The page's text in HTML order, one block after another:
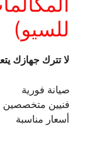
للسيو)
لا تترك جهازك
صيانة فورية
فنيين متخصصين
أسعار مناسبة